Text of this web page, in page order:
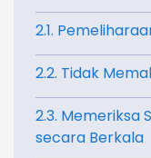
2.1.
2.2. Tidak
2.3. Memeriksa
secara Berkala